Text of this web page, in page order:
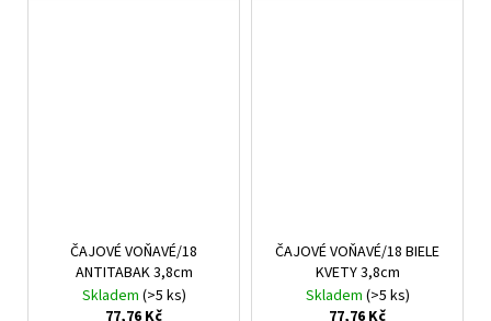
ČAJOVÉ VOŇAVÉ/18
ANTITABAK 3,8cm
Skladem (>5 ks)
ČAJOVÉ VOŇAVÉ/18 BIELE
KVETY 3,8cm
Skladem (>5 ks)